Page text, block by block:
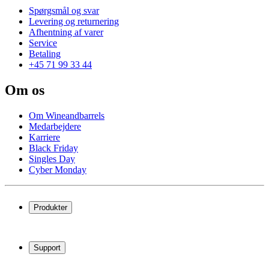
Spørgsmål og svar
Levering og returnering
Afhentning af varer
Service
Betaling
+45 71 99 33 44
Om os
Om Wineandbarrels
Medarbejdere
Karriere
Black Friday
Singles Day
Cyber Monday
Produkter
Vinreoler
Vinmøbler
Support